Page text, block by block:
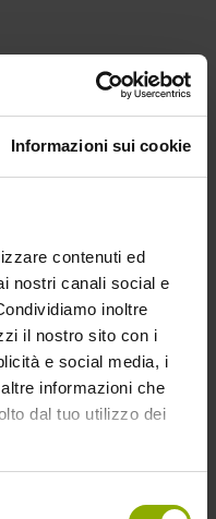
Informazioni sui cookie
contenuti ed
nostri canali social e
inoltre
il nostro sito con i
e social media, i
informazioni che
dal tuo utilizzo dei
che luccicasi
e presto anche
ne prenderà